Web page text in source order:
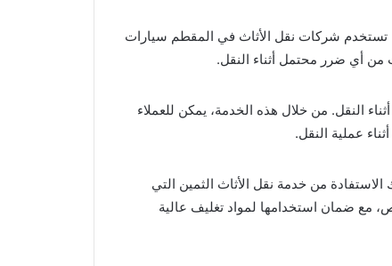
تستخدم شركات نقل الأثاث في المقطم سيارات
من أي ضرر محتمل أثناء النقل.
النقل. من خلال هذه الخدمة، يمكن للعملاء
عملية النقل.
الاستفادة من خدمة نقل الأثاث الثمين التي
مع ضمان استخدامها لمواد تغليف عالية